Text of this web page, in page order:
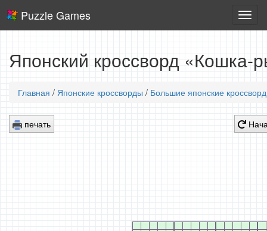
игры
Puzzle Games
Японский кроссворд «Кошка-
Главная / Японские кроссворды / Большие японские
печать